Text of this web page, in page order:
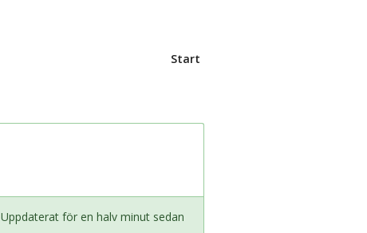
Start
Uppdaterat för en halv minut sedan